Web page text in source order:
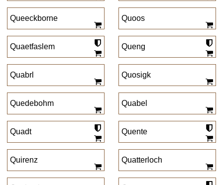
Queeckborne Quoos
Quaetfaslem Queng
Quabrl Quosigk
Quedebohm Quabel
Quadt Quente
Quirenz Quatterloch